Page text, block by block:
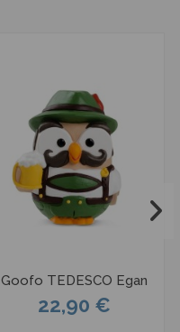
Goofo TEDESCO Egan
22,90 €